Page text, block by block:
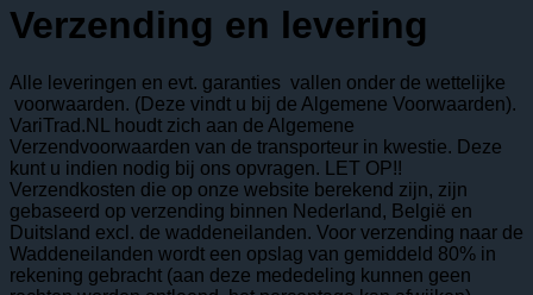
Verzending en levering
Alle leveringen en evt. garanties vallen onder de wettelijke
voorwaarden. (Deze vindt u bij de Algemene Voorwaarden).
VariTrad.NL houdt zich aan de Algemene
Verzendvoorwaarden van de transporteur in kwestie. Deze
kunt u indien nodig bij ons opvragen. LET OP!!
Verzendkosten die op onze website berekend zijn, zijn
gebaseerd op verzending binnen Nederland, België en
Duitsland excl. de waddeneilanden. Voor verzending naar de
Waddeneilanden wordt een opslag van gemiddeld 80% in
rekening gebracht (aan deze mededeling kunnen geen